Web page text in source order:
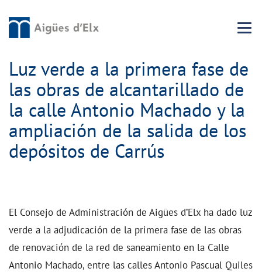
Menu
Luz verde a la primera fase de
las obras de alcantarillado de
la calle Antonio Machado y la
ampliación de la salida de los
depósitos de Carrús
El Consejo de Administración de Aigües d’Elx ha dado luz
verde a la adjudicación de la primera fase de las obras
de renovación de la red de saneamiento en la Calle
Antonio Machado, entre las calles Antonio Pascual Quiles